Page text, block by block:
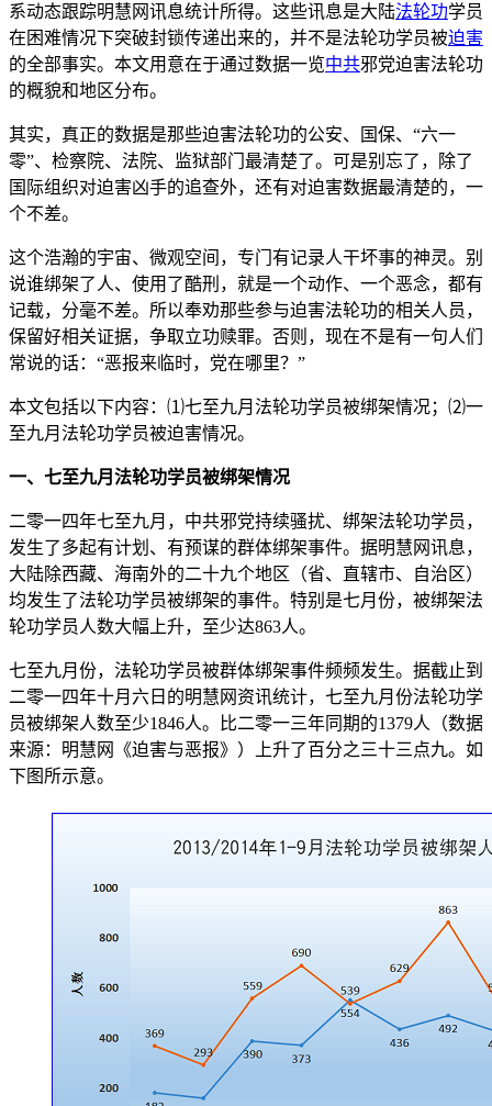
系动态跟踪明慧网讯息统计所得。这些讯息是大陆法轮功学员
在困难情况下突破封锁传递出来的，并不是法轮功学员被迫害
的全部事实。本文用意在于通过数据一览中共邪党迫害法轮功
的概貌和地区分布。
其实，真正的数据是那些迫害法轮功的公安、国保、“六一
零”、检察院、法院、监狱部门最清楚了。可是别忘了，除了
国际组织对迫害凶手的追查外，还有对迫害数据最清楚的，一
个不差。
这个浩瀚的宇宙、微观空间，专门有记录人干坏事的神灵。别
说谁绑架了人、使用了酷刑，就是一个动作、一个恶念，都有
记载，分毫不差。所以奉劝那些参与迫害法轮功的相关人员，
保留好相关证据，争取立功赎罪。否则，现在不是有一句人们
常说的话：“恶报来临时，党在哪里？”
本文包括以下内容：⑴七至九月法轮功学员被绑架情况；⑵一
至九月法轮功学员被迫害情况。
一、七至九月法轮功学员被绑架情况
二零一四年七至九月，中共邪党持续骚扰、绑架法轮功学员，
发生了多起有计划、有预谋的群体绑架事件。据明慧网讯息，
大陆除西藏、海南外的二十九个地区（省、直辖市、自治区）
均发生了法轮功学员被绑架的事件。特别是七月份，被绑架法
轮功学员人数大幅上升，至少达863人。
七至九月份，法轮功学员被群体绑架事件频频发生。据截止到
二零一四年十月六日的明慧网资讯统计，七至九月份法轮功学
员被绑架人数至少1846人。比二零一三年同期的1379人（数据
来源：明慧网《迫害与恶报》）上升了百分之三十三点九。如
下图所示意。